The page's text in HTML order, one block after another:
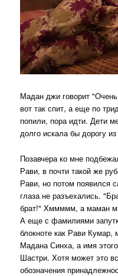
Мадан джи говорит
вот так спит, а еще по
попили, пора идти. Дети
долго искала бы дорогу
Позавчера ко мне
Рави, в почти такой же
Рави, но потом появился
глаза не разъехались.
брат!" Хммммм, а маман
А еще с фамилиями
блокноте как Рави
Мадана Синха, а имя
Шастри. Хотя может это
обозначения